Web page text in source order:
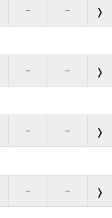
– –
– –
– –
– –